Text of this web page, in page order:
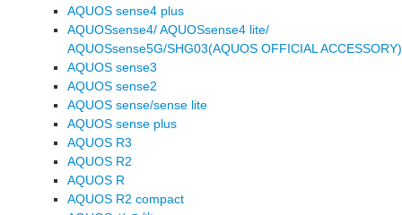
AQUOS sense4 plus
AQUOSsense4/ AQUOSsense4 lite/
AQUOSsense5G/SHG03(AQUOS OFFICIAL ACCESSORY)
AQUOS sense3
AQUOS sense2
AQUOS sense/sense lite
AQUOS sense plus
AQUOS R3
AQUOS R2
AQUOS R
AQUOS R2 compact